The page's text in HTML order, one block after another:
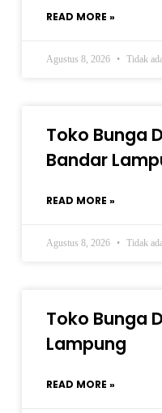
READ MORE »
Agustus 8, 2026 Tidak
Toko Bunga
Bandar
READ MORE »
Agustus 8, 2026 Tidak
Toko Bunga
Lampung
READ MORE »